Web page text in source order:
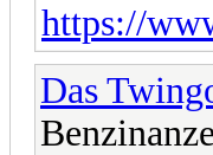
https://
Das